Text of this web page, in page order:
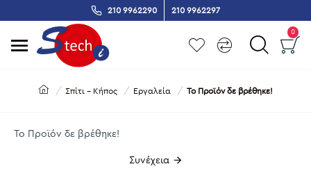
210 9962290 210 9962297
0
Σπίτι - Κήπος Εργαλεία Το Προϊόν δε βρέθηκε!
Το Προϊόν δε βρέθηκε!
Συνέχεια